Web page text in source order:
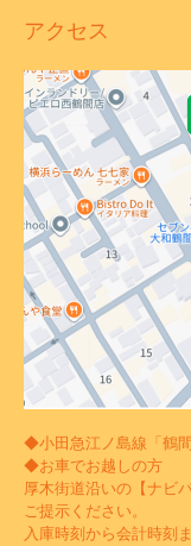
アクセス
◆小田急江ノ島線「鶴
◆お車でお越しの方
厚木街道沿いの【ナビ
ご提示ください。
入庫時刻から会計時刻